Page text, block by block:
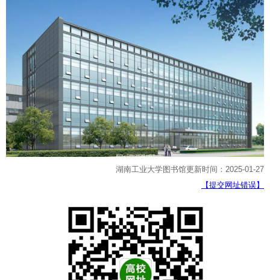
湖南工业大学图书馆更新时间：2025-01-27
【提交网址错误】